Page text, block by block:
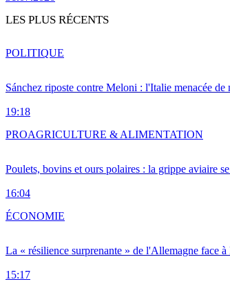
LES PLUS RÉCENTS
Sánchez riposte contre Meloni : l'Italie menacée de
19:18
POLITIQUE
Poulets, bovins et ours polaires : la grippe aviaire
16:04
PROAGRICULTURE & ALIMENTATION
La « résilience surprenante » de l'Allemagne face
15:17
ÉCONOMIE